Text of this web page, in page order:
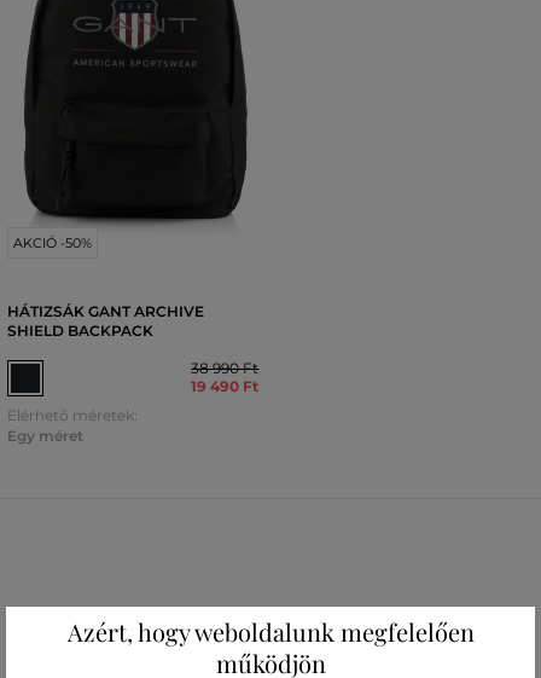
AKCIÓ -50%
HÁTIZSÁK GANT ARCHIVE
SHIELD BACKPACK
38 990 Ft
19 490 Ft
Elérhető méretek:
Egy méret
Azért, hogy weboldalunk megfelelően
működjön